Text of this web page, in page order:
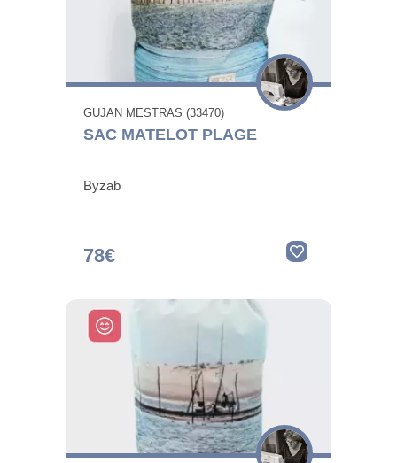
GUJAN MESTRAS (33470)
SAC MATELOT PLAGE
Byzab
78€